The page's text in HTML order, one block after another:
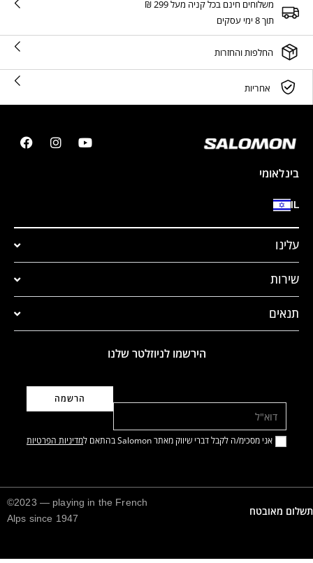
משלוחים חינם בכל קניה מעל 299 ₪
תוך 8 ימי עסקים
החלפות והחזרות
אחריות
בינלאומי
IL
עלינו
שירות
תנאים
הירשמו לניוזלטר שלנו
אני מסכימ/ה לקבל דברי שיווק מאתר Salomon בהתאם ל מדיניות הפרטיות
תשלום מאובטח
©2023 — playing in the French
Alps since 1947